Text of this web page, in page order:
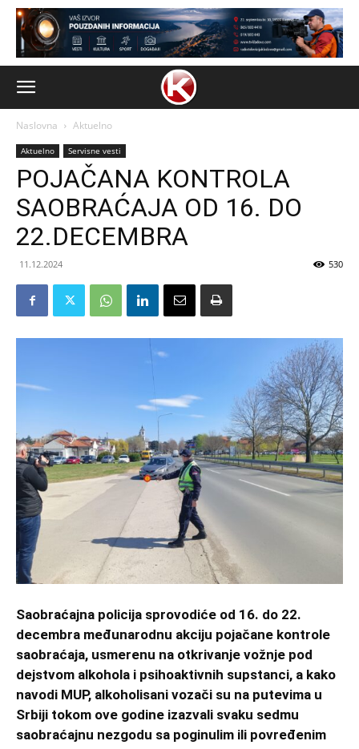
Naslovna Aktuelno
Aktuelno Servisne vesti
POJAČANA KONTROLA
SAOBRAĆAJA OD 16. DO
22.DECEMBRA
11.12.2024 530
Saobraćajna policija sprovodiće od 16. do 22.
decembra međunarodnu akciju pojačane kontrole
saobraćaja, usmerenu na otkrivanje vožnje pod
dejstvom alkohola i psihoaktivnih supstanci, a kako
navodi MUP, alkoholisani vozači su na putevima u
Srbiji tokom ove godine izazvali svaku sedmu
saobraćajnu nezgodu sa poginulim ili povređenim